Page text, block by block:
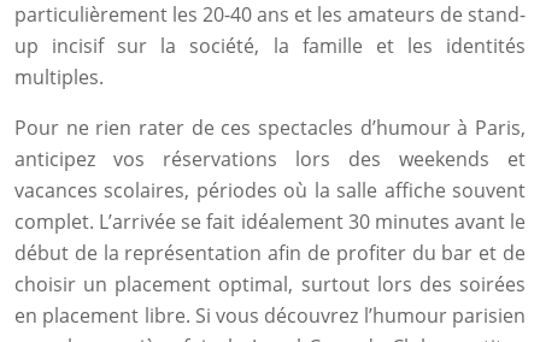
particulièrement les 20-40 ans et les amateurs de stand-
up incisif sur la société, la famille et les identités
multiples.
Pour ne rien rater de ces spectacles d’humour à Paris,
anticipez vos réservations lors des weekends et
vacances scolaires, périodes où la salle affiche souvent
complet. L’arrivée se fait idéalement 30 minutes avant le
début de la représentation afin de profiter du bar et de
choisir un placement optimal, surtout lors des soirées
en placement libre. Si vous découvrez l’humour parisien